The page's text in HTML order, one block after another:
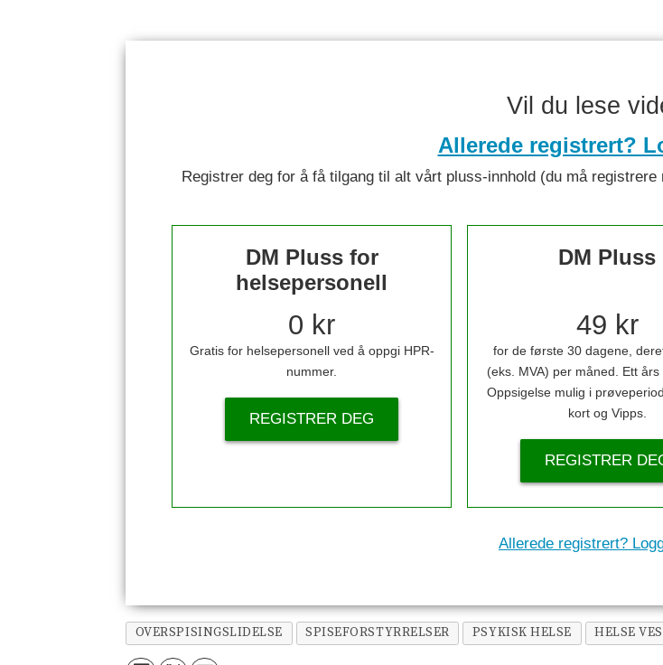
Vil du lese
Allerede registrert?
Registrer deg for å få tilgang til alt vårt pluss-innhold (du må
DM Pluss for
helsepersonell
0 kr
Gratis for helsepersonell ved å oppgi HPR-
nummer.
REGISTRER DEG
DM Pluss
49 kr
for de første 30 dagene,
(eks. MVA) per måned. Ett års
Oppsigelse mulig i
kort og Vipps.
REGISTRER
Allerede registrert?
OVERSPISINGSLIDELSE SPISEFORSTYRRELSER PSYKISK HELSE HELSE